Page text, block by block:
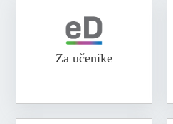
Za učenike